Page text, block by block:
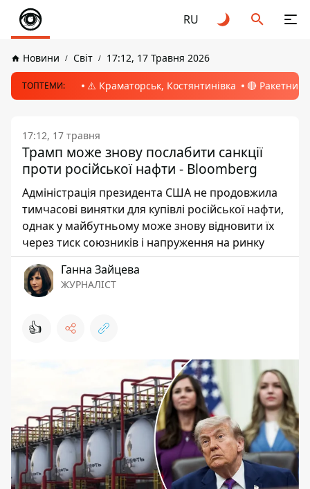
RU
Новини Світ 17:12, 17 Травня 2026
ТОПТЕМИ: ⚠️ Краматорськ, Костянтинівка 🔴 Ракетний
17:12, 17 травня
Трамп може знову послабити санкції
проти російської нафти - Bloomberg
Адміністрація президента США не продовжила
тимчасові винятки для купівлі російської нафти,
однак у майбутньому може знову відновити їх
через тиск союзників і напруження на ринку
Ганна Зайцева
ЖУРНАЛІСТ
👍